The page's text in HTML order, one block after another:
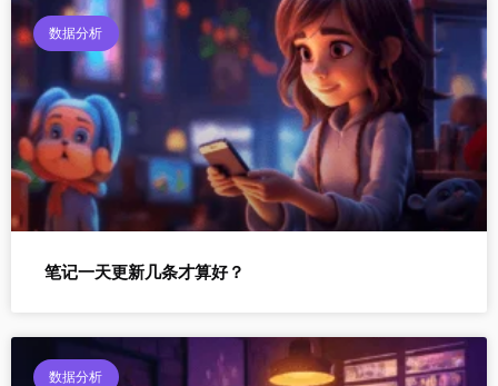
数据分析
笔记一天更新几条才算好？
数据分析